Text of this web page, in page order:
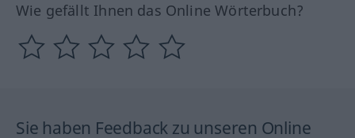
Wie gefällt Ihnen das Online Wörterbuch?
Sie haben Feedback zu unseren Online